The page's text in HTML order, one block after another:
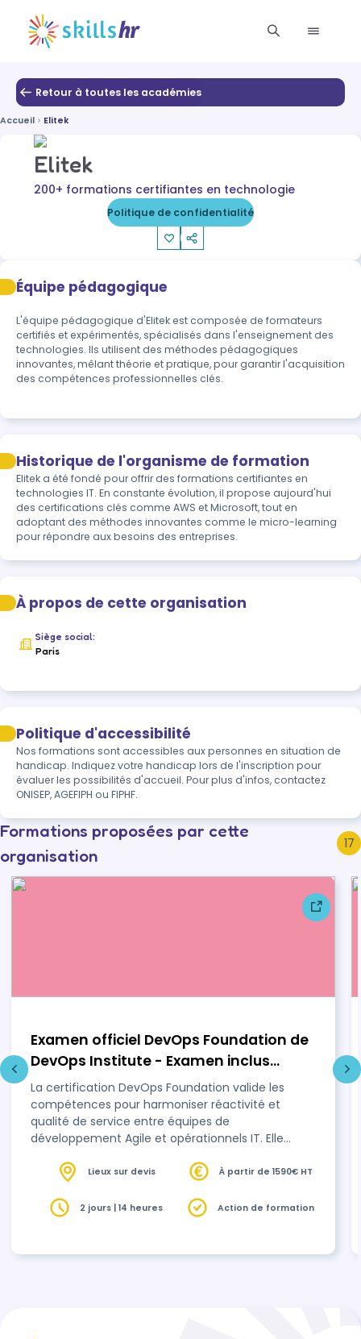
Retour à toutes les académies
Accueil Elitek
Elitek
200+ formations certifiantes en technologie
Politique de confidentialité
Équipe pédagogique
L'équipe pédagogique d'Elitek est composée de formateurs
certifiés et expérimentés, spécialisés dans l'enseignement des
technologies. Ils utilisent des méthodes pédagogiques
innovantes, mêlant théorie et pratique, pour garantir l'acquisition
des compétences professionnelles clés.
Historique de l'organisme de formation
Elitek a été fondé pour offrir des formations certifiantes en
technologies IT. En constante évolution, il propose aujourd'hui
des certifications clés comme AWS et Microsoft, tout en
adoptant des méthodes innovantes comme le micro-learning
pour répondre aux besoins des entreprises.
À propos de cette organisation
Siège social:
Paris
Politique d'accessibilité
Nos formations sont accessibles aux personnes en situation de
handicap. Indiquez votre handicap lors de l'inscription pour
évaluer les possibilités d'accueil. Pour plus d'infos, contactez
ONISEP, AGEFIPH ou FIPHF.
Formations proposées par cette
organisation
17
Examen officiel DevOps Foundation de
DevOps Institute - Examen inclus
(Gérer un projet en mobilisant les
méthodes agiles)
La certification DevOps Foundation valide les
compétences pour harmoniser réactivité et
qualité de service entre équipes de
développement Agile et opérationnels IT. Elle
répondant aux besoins actuels du marché.
Lieux sur devis À partir de 1590€ HT
2 jours | 14 heures Action de formation